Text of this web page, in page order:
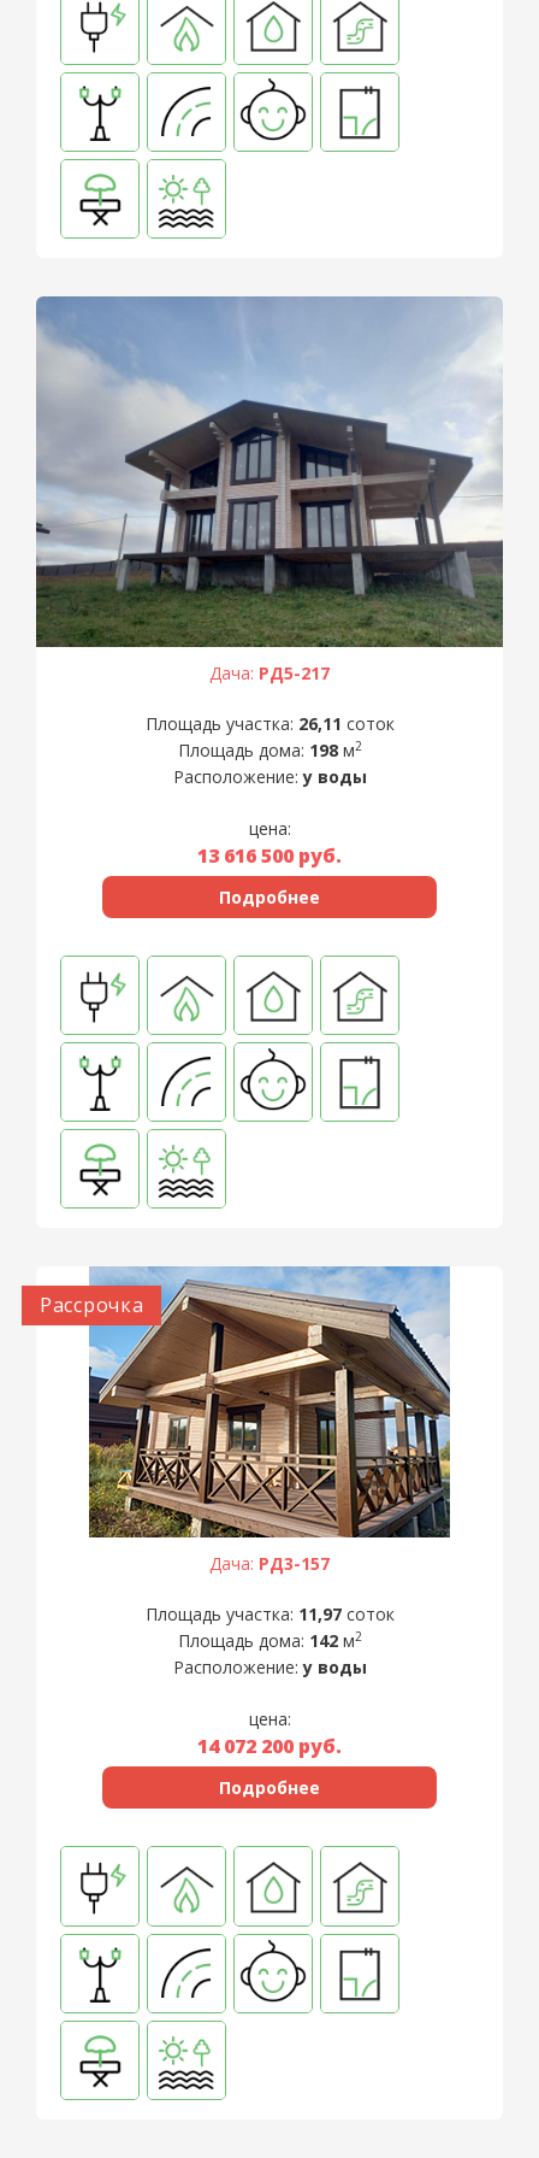
Дача: РД5-217
Площадь участка: 26,11 соток
Площадь дома: 198м2
Расположение:у воды
цена:
13 616 500 руб.
Подробнее
Рассрочка
Дача: РД3-157
Площадь участка: 11,97соток
Площадь дома: 142м2
Расположение:у воды
цена:
14 072 200 руб.
Подробнее